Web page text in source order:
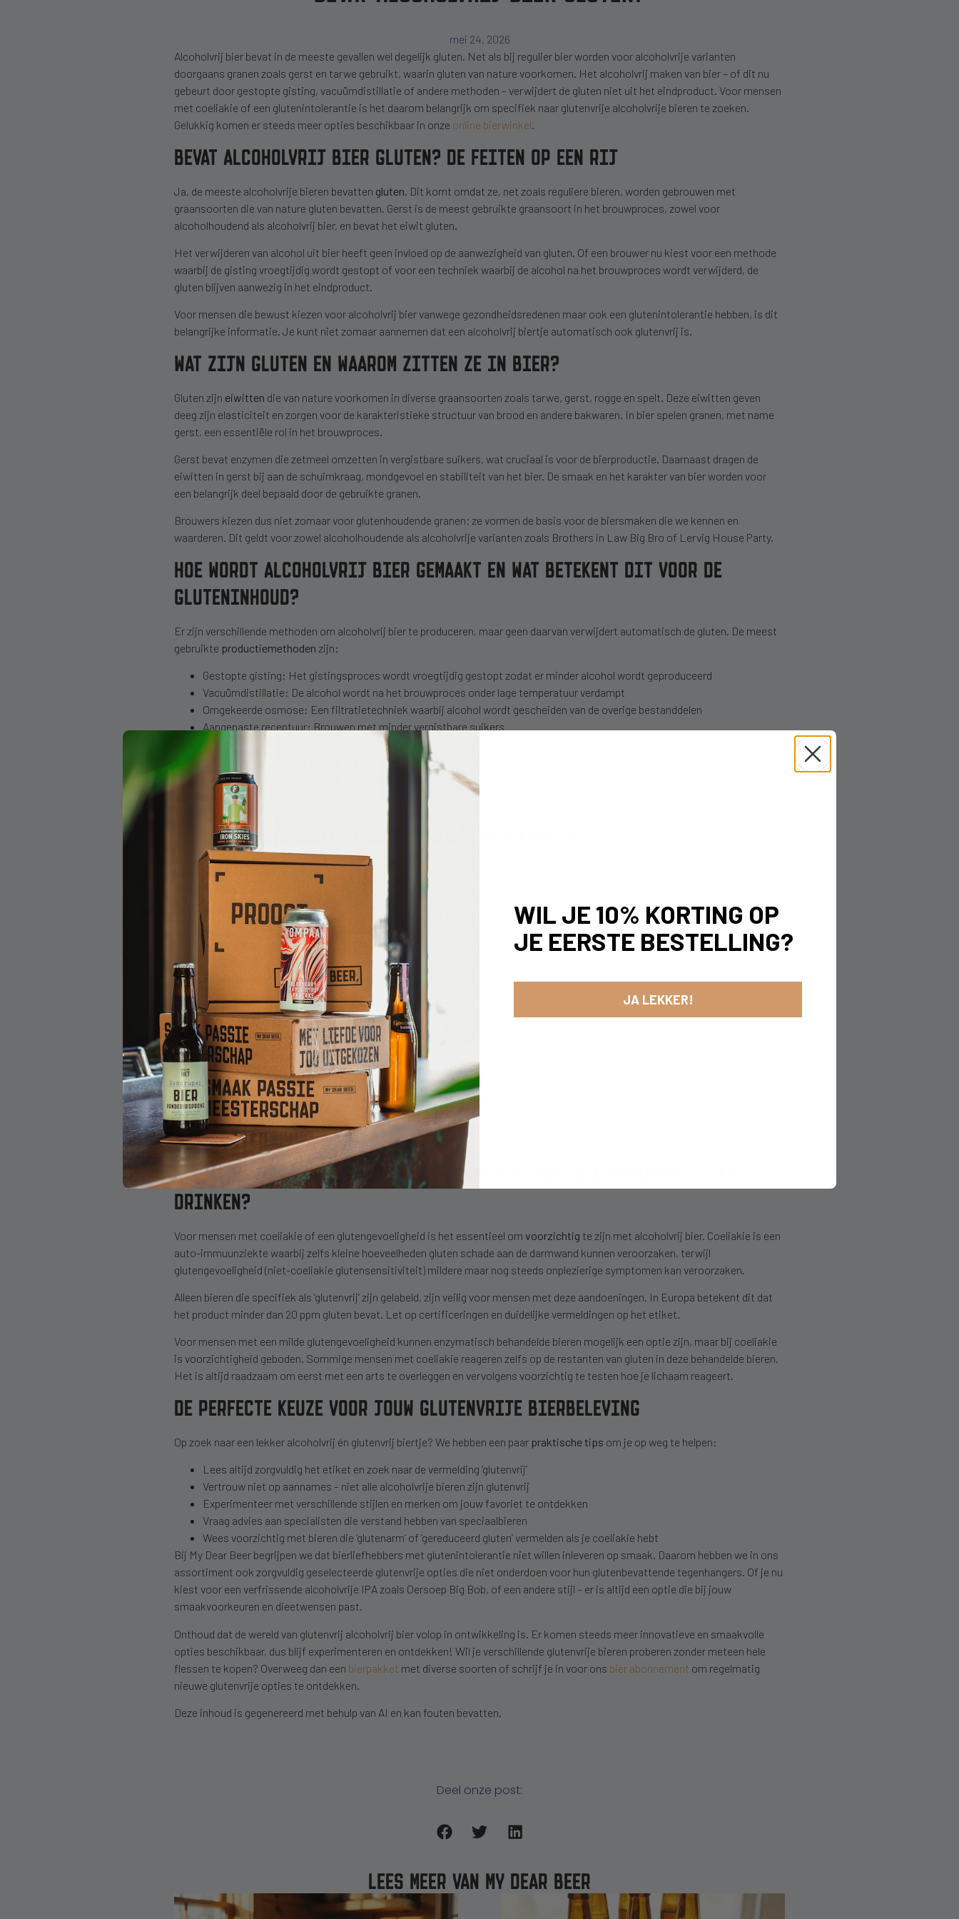
mei 24, 2026
Alcoholvrij bier bevat in de meeste gevallen wel degelijk gluten. Net als bij regulier bier worden voor alcoholvrije varianten
doorgaans granen zoals gerst en tarwe gebruikt, waarin gluten van nature voorkomen. Het alcoholvrij maken van bier – of dit nu
gebeurt door gestopte gisting, vacuümdistillatie of andere methoden – verwijdert de gluten niet uit het eindproduct. Voor mensen
met coeliakie of een glutenintolerantie is het daarom belangrijk om specifiek naar glutenvrije alcoholvrije bieren te zoeken.
Gelukkig komen er steeds meer opties beschikbaar in onze online bierwinkel.
BEVAT ALCOHOLVRIJ BIER GLUTEN? DE FEITEN OP EEN RIJ
Ja, de meeste alcoholvrije bieren bevatten gluten . Dit komt omdat ze, net zoals reguliere bieren, worden gebrouwen met
graansoorten die van nature gluten bevatten. Gerst is de meest gebruikte graansoort in het brouwproces, zowel voor
alcoholhoudend als alcoholvrij bier, en bevat het eiwit gluten.
Het verwijderen van alcohol uit bier heeft geen invloed op de aanwezigheid van gluten. Of een brouwer nu kiest voor een methode
waarbij de gisting vroegtijdig wordt gestopt of voor een techniek waarbij de alcohol na het brouwproces wordt verwijderd, de
gluten blijven aanwezig in het eindproduct.
Voor mensen die bewust kiezen voor alcoholvrij bier vanwege gezondheidsredenen maar ook een glutenintolerantie hebben, is dit
belangrijke informatie. Je kunt niet zomaar aannemen dat een alcoholvrij biertje automatisch ook glutenvrij is.
WAT ZIJN GLUTEN EN WAAROM ZITTEN ZE IN BIER?
Gluten zijn eiwitten die van nature voorkomen in diverse graansoorten zoals tarwe, gerst, rogge en spelt. Deze eiwitten geven
deeg zijn elasticiteit en zorgen voor de karakteristieke structuur van brood en andere bakwaren. In bier spelen granen, met name
gerst, een essentiële rol in het brouwproces.
Gerst bevat enzymen die zetmeel omzetten in vergistbare suikers, wat cruciaal is voor de bierproductie. Daarnaast dragen de
eiwitten in gerst bij aan de schuimkraag, mondgevoel en stabiliteit van het bier. De smaak en het karakter van bier worden voor
een belangrijk deel bepaald door de gebruikte granen.
Brouwers kiezen dus niet zomaar voor glutenhoudende granen; ze vormen de basis voor de biersmaken die we kennen en
waarderen. Dit geldt voor zowel alcoholhoudende als alcoholvrije varianten zoals Brothers in Law Big Bro of Lervig House Party.
HOE WORDT ALCOHOLVRIJ BIER GEMAAKT EN WAT BETEKENT DIT VOOR DE
GLUTENINHOUD?
Er zijn verschillende methoden om alcoholvrij bier te produceren, maar geen daarvan verwijdert automatisch de gluten. De meest
gebruikte productiemethoden zijn:
Gestopte gisting: Het gistingsproces wordt vroegtijdig gestopt zodat er minder alcohol wordt geproduceerd
Vacuümdistillatie: De alcohol wordt na het brouwproces onder lage temperatuur verdampt
Omgekeerde osmose: Een filtratietechniek waarbij alcohol wordt gescheiden van de overige bestanddelen
Aangepaste receptuur: Brouwen met minder vergistbare suikers
Bij al deze methoden blijft het glutenbevattende graan een essentieel onderdeel van het recept. Het verwijderen van alcohol heeft
geen invloed op de aanwezigheid van gluten in het eindproduct. De gluteneiwitten zijn geen vluchtige stoffen zoals alcohol en
blijven dus aanwezig, ongeacht welke methode wordt gebruikt om de alcohol te verwijderen of te beperken.
Zo bevat een alcoholvrije Brouwtoren Wit of Oersoep Teddy Cool dezelfde gluten als hun alcoholhoudende tegenhangers.
WELKE ALCOHOLVRIJE BIEREN ZIJN WEL GLUTENVRIJ?
Gelukkig zijn er tegenwoordig steeds meer glutenvrije alternatieven
Ten eerste zijn er bieren gemaakt van van nature glutenvrije granen, zoals:
Boekweit
Rijst
Sorghum (een graansoort uit Afrika)
Quinoa
Ten tweede zijn er bieren waarbij enzymen worden gebruikt om de gluten af te breken. Hierbij wordt het bier op traditionele wijze
gebrouwen met gerst, maar worden tijdens het brouwproces speciale enzymen toegevoegd die de gluteneiwitten afbreken tot
kleinere fragmenten. Als het glutengehalte onder de 20 ppm (parts per million) komt, mag het bier officieel als ‘glutenvrij’ worden
verkocht.
Steeds meer brouwerijen experimenteren met deze technieken om ook voor mensen met glutenintolerantie lekkere alcoholvrije
opties te bieden. Merk wel op dat de beschikbaarheid van glutenvrije alcoholvrije speciaalbieren nog beperkt is vergeleken met het
reguliere assortiment.
KAN IEMAND MET COELIAKIE OF GLUTENGEVOELIGHEID ALCOHOLVRIJ BIER
DRINKEN?
Voor mensen met coeliakie of een glutengevoeligheid is het essentieel om voorzichtig te zijn met alcoholvrij bier. Coeliakie is een
auto-immuunziekte waarbij zelfs kleine hoeveelheden gluten schade aan de darmwand kunnen veroorzaken, terwijl
glutengevoeligheid (niet-coeliakie glutensensitiviteit) mildere maar nog steeds onplezierige symptomen kan veroorzaken.
Alleen bieren die specifiek als ‘glutenvrij’ zijn gelabeld, zijn veilig voor mensen met deze aandoeningen. In Europa betekent dit dat
het product minder dan 20 ppm gluten bevat. Let op certificeringen en duidelijke vermeldingen op het etiket.
Voor mensen met een milde glutengevoeligheid kunnen enzymatisch behandelde bieren mogelijk een optie zijn, maar bij coeliakie
is voorzichtigheid geboden. Sommige mensen met coeliakie reageren zelfs op de restanten van gluten in deze behandelde bieren.
Het is altijd raadzaam om eerst met een arts te overleggen en vervolgens voorzichtig te testen hoe je lichaam reageert.
DE PERFECTE KEUZE VOOR JOUW GLUTENVRIJE BIERBELEVING
Op zoek naar een lekker alcoholvrij én glutenvrij biertje? We hebben een paar praktische tips om je op weg te helpen:
Lees altijd zorgvuldig het etiket en zoek naar de vermelding ‘glutenvrij’
Vertrouw niet op aannames – niet alle alcoholvrije bieren zijn glutenvrij
Experimenteer met verschillende stijlen en merken om jouw favoriet te ontdekken
Vraag advies aan specialisten die verstand hebben van speciaalbieren
Wees voorzichtig met bieren die ‘glutenarm’ of ‘gereduceerd gluten’ vermelden als je coeliakie hebt
Bij My Dear Beer begrijpen we dat bierliefhebbers met glutenintolerantie niet willen inleveren op smaak. Daarom hebben we in ons
assortiment ook zorgvuldig geselecteerde glutenvrije opties die niet onderdoen voor hun glutenbevattende tegenhangers. Of je nu
kiest voor een verfrissende alcoholvrije IPA zoals Oersoep Big Bob, of een andere stijl – er is altijd een optie die bij jouw
smaakvoorkeuren en dieetwensen past.
Onthoud dat de wereld van glutenvrij alcoholvrij bier volop in ontwikkeling is. Er komen steeds meer innovatieve en smaakvolle
opties beschikbaar, dus blijf experimenteren en ontdekken! Wil je verschillende glutenvrije bieren proberen zonder meteen hele
flessen te kopen? Overweeg dan een bierpakket met diverse soorten of schrijf je in voor ons bier abonnement om regelmatig
nieuwe glutenvrije opties te ontdekken.
Deze inhoud is gegenereerd met behulp van AI en kan fouten bevatten.
Deel onze post:
LEES MEER VAN MY DEAR BEER
WIL JE 10% KORTING OP
JE EERSTE BESTELLING?
JA LEKKER!